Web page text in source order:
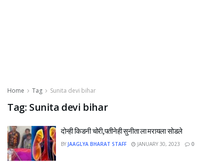
Home Tag Sunita devi bihar
Tag: Sunita devi bihar
दोन्ही किडनी चोरी,पतीनेही सुनीता ला मरायला सोडले
BY JAAGLYA BHARAT STAFF JANUARY 30, 2023 0